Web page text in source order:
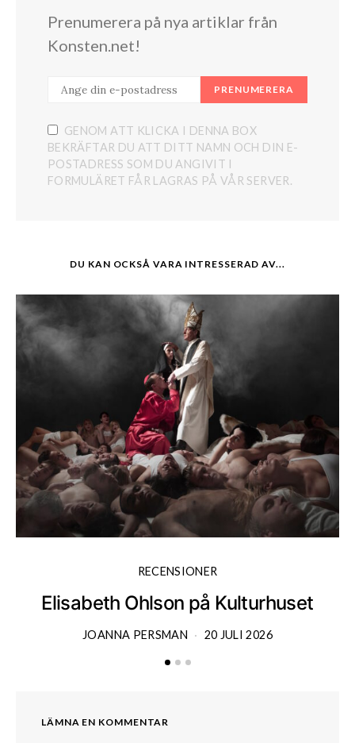
Prenumerera på nya artiklar från
Konsten.net!
PRENUMERERA
GENOM ATT KLICKA I DENNA BOX
BEKRÄFTAR DU ATT DITT NAMN OCH DIN E-
POSTADRESS SOM DU ANGIVIT I
FORMULÄRET FÅR LAGRAS PÅ VÅR SERVER.
DU KAN OCKSÅ VARA INTRESSERAD AV...
RECENSIONER
Elisabeth Ohlson på Kulturhuset
JOANNA PERSMAN 20 JULI 2026
LÄMNA EN KOMMENTAR